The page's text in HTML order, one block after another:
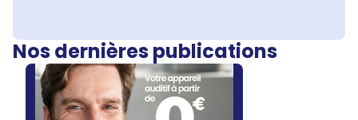
Nos dernières publications